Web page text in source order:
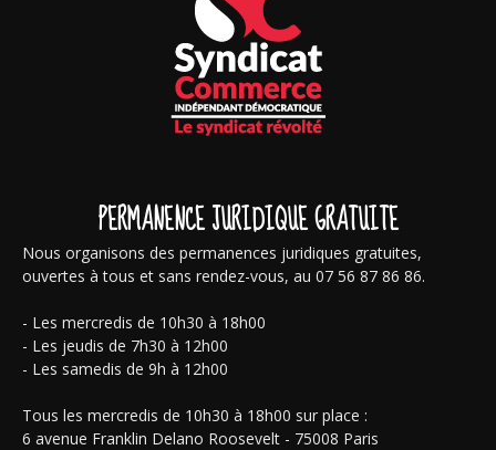
PERMANENCE JURIDIQUE GRATUITE
Nous organisons des permanences juridiques gratuites,
ouvertes à tous et sans rendez-vous, au 07 56 87 86 86.
- Les mercredis de 10h30 à 18h00
- Les jeudis de 7h30 à 12h00
- Les samedis de 9h à 12h00
Tous les mercredis de 10h30 à 18h00 sur place :
6 avenue Franklin Delano Roosevelt - 75008 Paris